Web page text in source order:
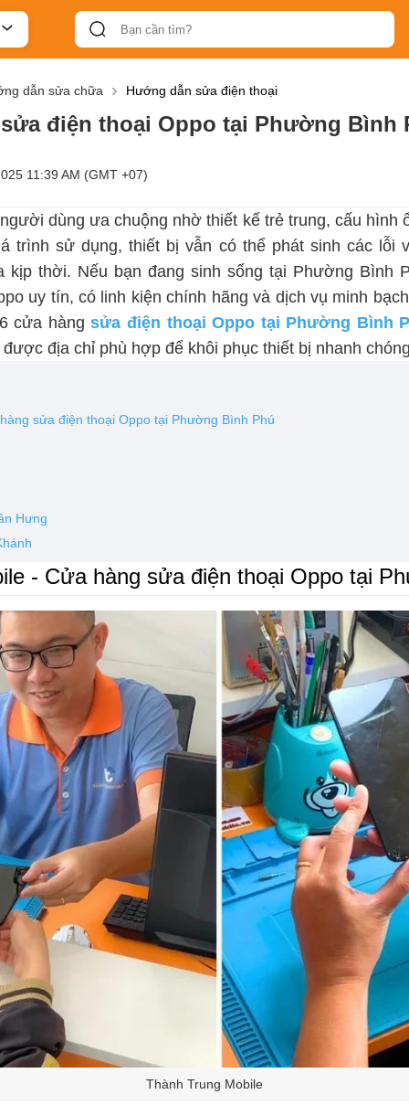
dẫn sửa chữa Hướng dẫn sửa điện thoại
điện thoại Oppo tại Phường Bình
11:39 AM (GMT +07)
dùng ưa chuộng nhờ thiết kế trẻ trung, cấu hình
trình sử dụng, thiết bị vẫn có thể phát sinh các lỗi
kịp thời. Nếu bạn đang sinh sống tại Phường Bình
uy tín, có linh kiện chính hãng và dịch vụ minh
cửa hàngsửa điện thoại Oppo tại Phường Bình
địa chỉ phù hợp để khôi phục thiết bị nhanh
sửa điện thoại Oppo tại Phường Bình Phú
Hưng
- Cửa hàng sửa điện thoại Oppo tại
Thành Trung Mobile